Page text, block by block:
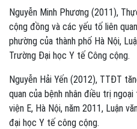
Nguyễn Minh Phương (2011),
cộng đồng và các yếu tố liên
phường của thành phố Hà Nội,
Trường Đại học Y tế Công cộng.
Nguyễn Hải Yến (2012), TTĐT
quan của bệnh nhân điều trị
viện E, Hà Nội, năm 2011, Luận
đại học Y tế công cộng.